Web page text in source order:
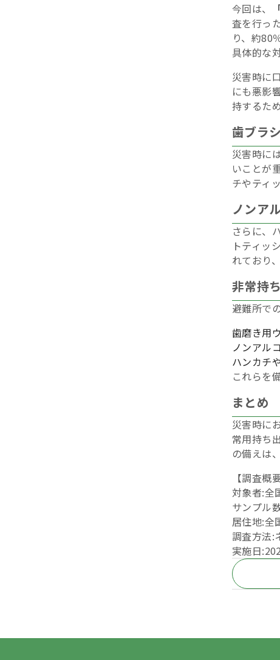
今回は、
査を行っ
り、約80
具体的な
災害時に
にも悪影
持するた
歯ブラ
災害時に
いことが
チやティ
ノンア
さらに、
トティッ
れており
非常持
避難所で
歯磨き用
ノンアル
ハンカチ
これらを
まとめ
災害時に
常用持ち
の備えは
【調査概
対象者:全
サンプル
居住地:全
調査方法:
実施日